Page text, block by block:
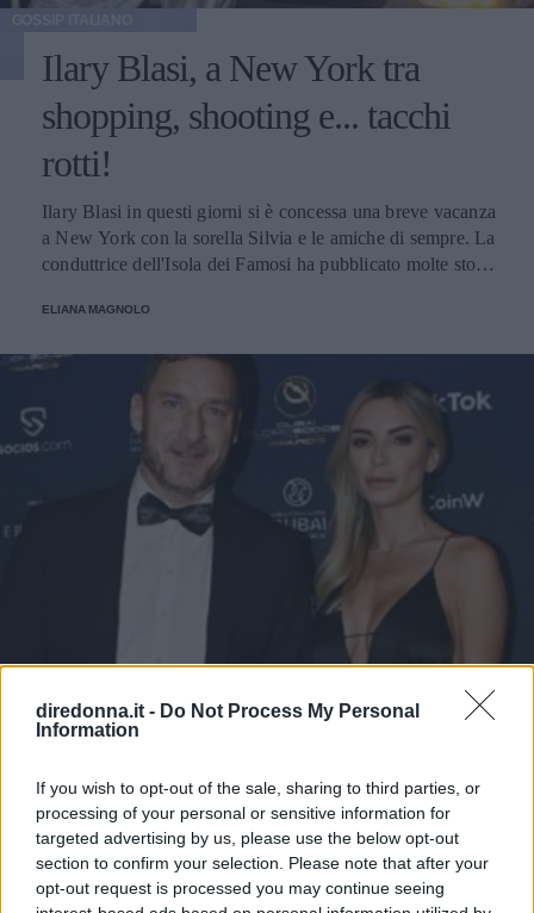
diredonna.it - Do Not Process My Personal
Information
If you wish to opt-out of the sale, sharing to third parties, or
processing of your personal or sensitive information for
targeted advertising by us, please use the below opt-out
section to confirm your selection. Please note that after your
opt-out request is processed you may continue seeing
Ilary Blasi, a New York tra
shopping, shooting e... tacchi
rotti!
Ilary Blasi in questi giorni si è concessa una breve vacanza
a New York con la sorella Silvia e le amiche di sempre. La
conduttrice dell'Isola dei Famosi ha pubblicato molte storie
suoi numerosi follower.
ELIANA MAGNOLO
GOSSIP ITALIANO